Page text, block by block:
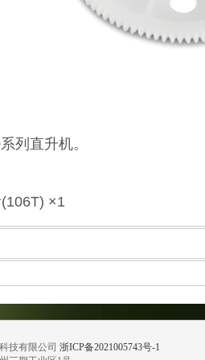
直升机。
×1
技有限公司 浙ICP备2021005743号-1